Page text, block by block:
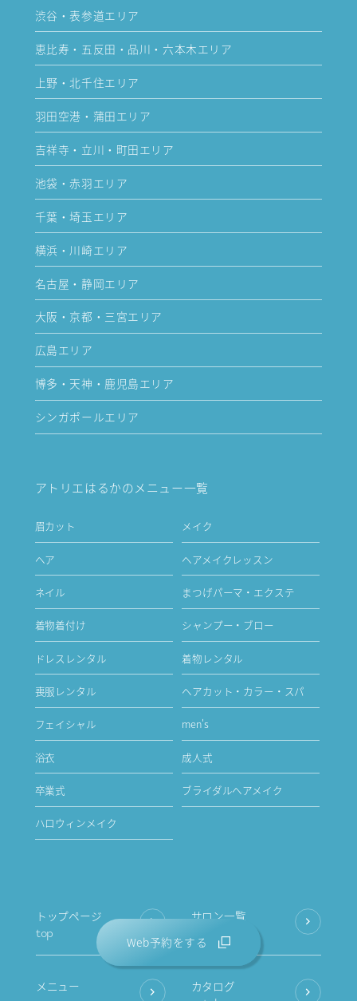
渋谷・表参道エリア
恵比寿・五反田・品川・六本木エリア
上野・北千住エリア
羽田空港・蒲田エリア
吉祥寺・立川・町田エリア
池袋・赤羽エリア
千葉・埼玉エリア
横浜・川崎エリア
名古屋・静岡エリア
大阪・京都・三宮エリア
広島エリア
博多・天神・鹿児島エリア
シンガポールエリア
アトリエはるかのメニュー一覧
眉カット メイク
ヘア ヘアメイクレッスン
ネイル まつげパーマ・エクステ
着物着付け シャンプー・ブロー
ドレスレンタル 着物レンタル
喪服レンタル ヘアカット・カラー・スパ
フェイシャル men's
浴衣 成人式
卒業式 ブライダルヘアメイク
ハロウィンメイク
トップページ
top
サロン一覧
メニュー
カタログ
Web予約をする